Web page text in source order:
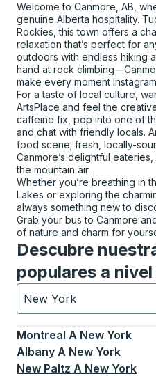
Welcome to Canmore, AB,
genuine Alberta hospitality.
Rockies, this town offers a
relaxation that’s perfect for
outdoors with endless hiking
hand at rock
make every moment
For a taste of local culture,
ArtsPlace and feel the
caffeine fix, pop into one of
and chat with friendly locals.
food scene; fresh, locally-
Canmore’s delightful
the mountain air.
Whether you’re breathing in
Lakes or exploring the
always something new to
Grab your bus to Canmore
of nature and charm for
Descubre
populares a
New York
Currently selected:
Montreal A New York
Albany A New York
New Paltz A New York